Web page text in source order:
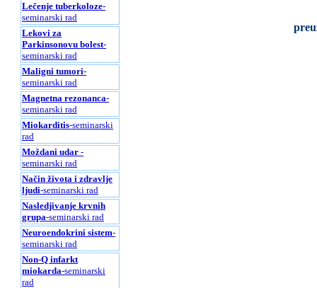
Lečenje tuberkoloze-
seminarski rad
Lekovi za
Parkinsonovu bolest-
seminarski rad
Maligni tumori-
seminarski rad
Magnetna rezonanca-
seminarski rad
Miokarditis-seminarski
rad
Moždani udar -
seminarski rad
Način života i zdravlje
ljudi-seminarski rad
Nasledjivanje krvnih
grupa-seminarski rad
Neuroendokrini sistem-
seminarski rad
Non-Q infarkt
miokarda-seminarski
rad